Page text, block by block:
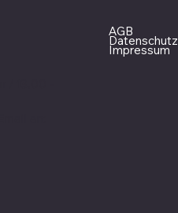
AGB
Datenschutz
Impressum